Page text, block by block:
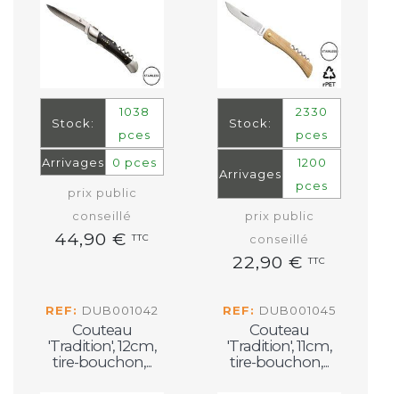
Stock:
1038
pces
Arrivages
0 pces
prix public
conseillé
44,90 €TTC
Stock:
2330
pces
Arrivages
1200
pces
prix public
conseillé
22,90 €TTC
REF: DUB001042
Couteau
'Tradition', 12cm,
tire-bouchon,...
REF: DUB001045
Couteau
'Tradition', 11cm,
tire-bouchon,...